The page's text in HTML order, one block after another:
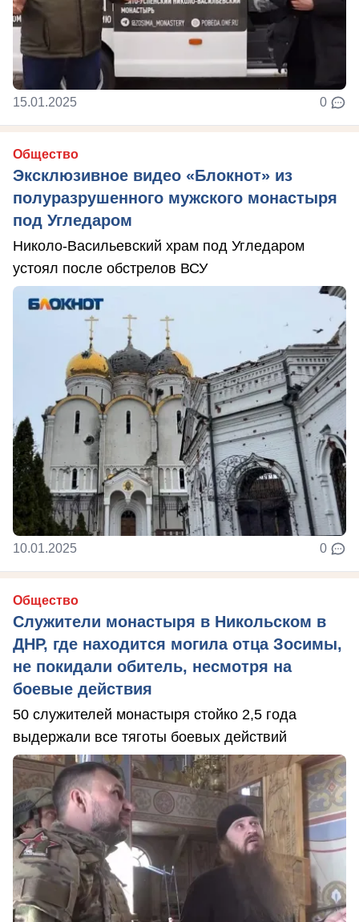
15.01.2025 0
Общество
Эксклюзивное видео «Блокнот» из
полуразрушенного мужского монастыря
под Угледаром
Николо-Васильевский храм под Угледаром
устоял после обстрелов ВСУ
10.01.2025 0
Общество
Служители монастыря в Никольском в
ДНР, где находится могила отца Зосимы,
не покидали обитель, несмотря на
боевые действия
50 служителей монастыря стойко 2,5 года
выдержали все тяготы боевых действий